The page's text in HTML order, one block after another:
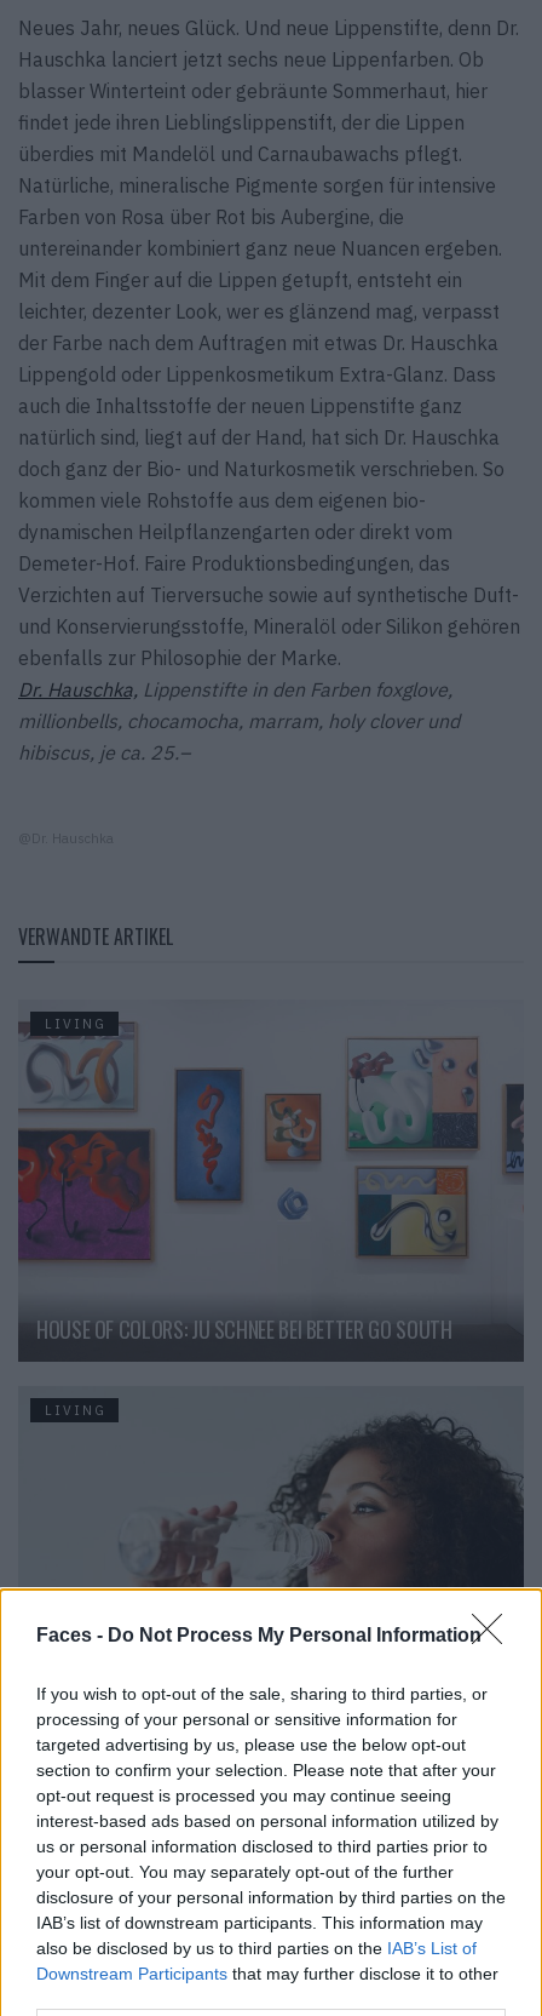
Faces - Do Not Process My Personal Information
If you wish to opt-out of the sale, sharing to third parties, or
processing of your personal or sensitive information for
targeted advertising by us, please use the below opt-out
section to confirm your selection. Please note that after your
opt-out request is processed you may continue seeing
interest-based ads based on personal information utilized by
us or personal information disclosed to third parties prior to
your opt-out. You may separately opt-out of the further
disclosure of your personal information by third parties on the
IAB’s list of downstream participants. This information may
also be disclosed by us to third parties on the IAB’s List of
Downstream Participants that may further disclose it to other
Neues Jahr, neues Glück. Und neue Lippenstifte, denn Dr.
Hauschka lanciert jetzt sechs neue Lippenfarben. Ob
blasser Winterteint oder gebräunte Sommerhaut, hier
findet jede ihren Lieblingslippenstift, der die Lippen
überdies mit Mandelöl und Carnaubawachs pflegt.
Natürliche, mineralische Pigmente sorgen für intensive
Farben von Rosa über Rot bis Aubergine, die
untereinander kombiniert ganz neue Nuancen ergeben.
Mit dem Finger auf die Lippen getupft, entsteht ein
leichter, dezenter Look, wer es glänzend mag, verpasst
der Farbe nach dem Auftragen mit etwas Dr. Hauschka
Lippengold oder Lippenkosmetikum Extra-Glanz. Dass
auch die Inhaltsstoffe der neuen Lippenstifte ganz
natürlich sind, liegt auf der Hand, hat sich Dr. Hauschka
doch ganz der Bio- und Natur­kosmetik verschrieben. So
kommen viele Roh­stoffe aus dem eigenen bio-
dynamischen Heil­pflanzengarten oder direkt vom
Demeter-Hof. Faire Produktionsbedingungen, das
Verzichten auf Tierversuche sowie auf synthetische Duft-
und Konservierungsstoffe, Mineralöl oder Silikon gehören
ebenfalls zur Philosophie der Marke.
Dr. Hauschka, Lippenstifte in den Farben foxglove,
millionbells, chocamocha, marram, holy clover und
hibiscus, je ca. 25.–
@Dr. Hauschka
VERWANDTE ARTIKEL
LIVING
HOUSE OF COLORS: JU SCHNEE BEI BETTER GO SOUTH
LIVING
Mineralstoffe einfach erklärt: Warum dein Körper sie
braucht
BEAUTY